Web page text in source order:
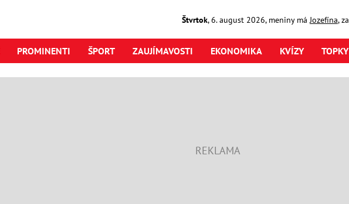
Štvrtok,6. august2026, meniny má Jozefína,
PROMINENTI ŠPORT ZAUJÍMAVOSTI EKONOMIKA KVÍZY